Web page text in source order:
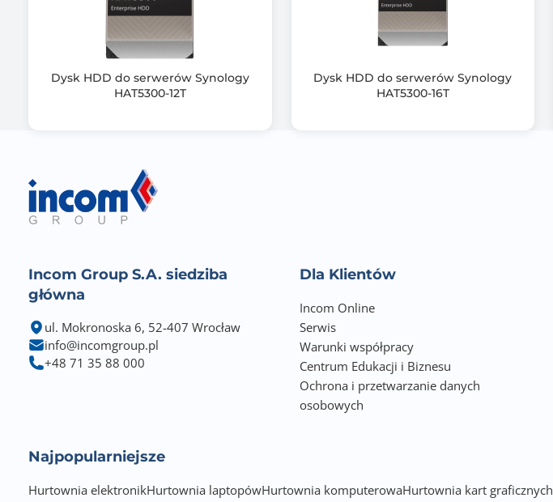
Dysk HDD do serwerów Synology
HAT5300-12T
Dysk HDD do serwerów Synology
HAT5300-16T
Incom Group S.A. siedziba
główna
ul. Mokronoska 6, 52-407 Wrocław
info@incomgroup.pl
+48 71 35 88 000
Dla Klientów
Incom Online
Serwis
Warunki współpracy
Centrum Edukacji i Biznesu
Ochrona i przetwarzanie danych
osobowych
Najpopularniejsze
Hurtownia elektronikHurtownia laptopówHurtownia komputerowaHurtownia kart graficznych